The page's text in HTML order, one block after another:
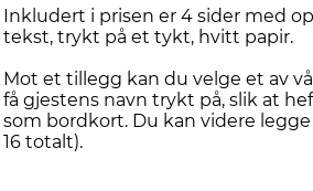
Inkludert i prisen er 4 sider med
tekst, trykt på et tykt, hvitt papir.
Mot et tillegg kan du velge et av
få gjestens navn trykt på, slik at
som bordkort. Du kan videre
16 totalt).